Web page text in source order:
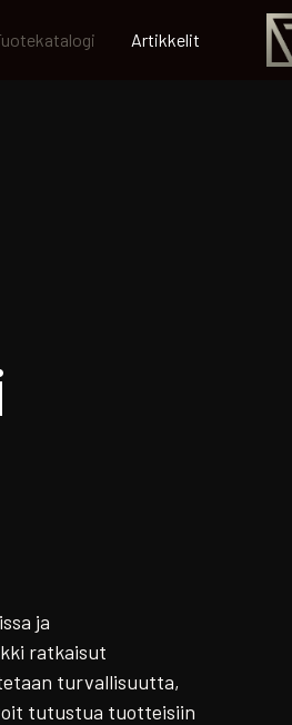
Artikkelit
ja
ratkaisut
turvallisuutta,
tutustua tuotteisiin